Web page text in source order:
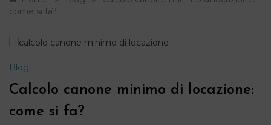
come si fa?
Blog
Calcolo canone minimo di locazione:
come si fa?